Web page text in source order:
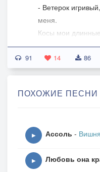
- Ветерок
меня.
Косы мои
Обогрей родимую.
В рощу не спеши...
Ой, ты Ветер,
И целуешь очи…
- Ветерок
91 14 86
ПОХОЖИЕ ПЕСНИ
▶ Ассоль -
▶ Любовь она